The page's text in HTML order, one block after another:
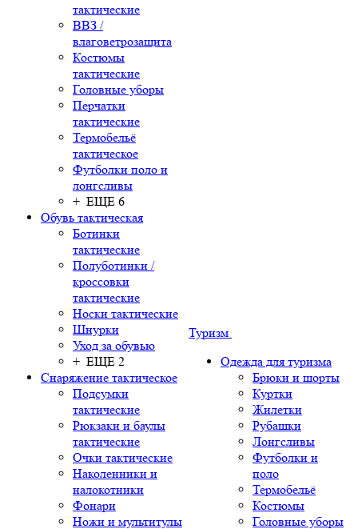
тактические
ВВЗ /
влаговетрозащита
Костюмы
тактические
Головные уборы
Перчатки
тактические
Термобельё
тактическое
Футболки поло и
лонгсливы
+ ЕЩЕ 6
Обувь тактическая
Ботинки
тактические
Полуботинки /
кроссовки
тактические
Носки тактические
Шнурки
Уход за обувью
+ ЕЩЕ 2
Снаряжение тактическое
Подсумки
тактические
Рюкзаки и баулы
тактические
Очки тактические
Наколенники и
налокотники
Фонари
Ножи и мультитулы
Туризм
Одежда для туризма
Брюки и шорты
Куртки
Жилетки
Рубашки
Лонгсливы
Футболки и
поло
Термобельё
Костюмы
Головные уборы